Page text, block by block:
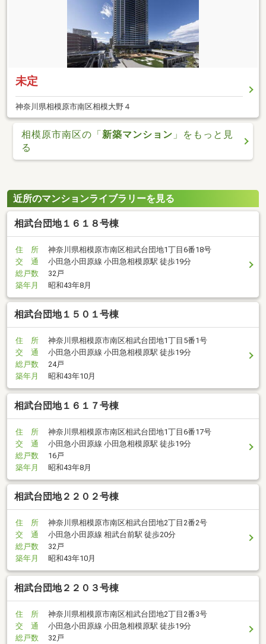
未定
神奈川県相模原市南区相模大野４
相模原市南区の「新築マンション 」をもっと見
る
近所のマンションライブラリーを見る
相武台団地１６１８号棟
住 所
神奈川県相模原市南区相武台団地1丁目6番18号
交 通
小田急小田原線 小田急相模原駅 徒歩19分
総戸数
32戸
築年月
昭和43年8月
相武台団地１５０１号棟
住 所
神奈川県相模原市南区相武台団地1丁目5番1号
交 通
小田急小田原線 小田急相模原駅 徒歩19分
総戸数
24戸
築年月
昭和43年10月
相武台団地１６１７号棟
住 所
神奈川県相模原市南区相武台団地1丁目6番17号
交 通
小田急小田原線 小田急相模原駅 徒歩19分
総戸数
16戸
築年月
昭和43年8月
相武台団地２２０２号棟
住 所
神奈川県相模原市南区相武台団地2丁目2番2号
交 通
小田急小田原線 相武台前駅 徒歩20分
総戸数
32戸
築年月
昭和43年10月
相武台団地２２０３号棟
住 所
神奈川県相模原市南区相武台団地2丁目2番3号
交 通
小田急小田原線 小田急相模原駅 徒歩19分
総戸数
32戸